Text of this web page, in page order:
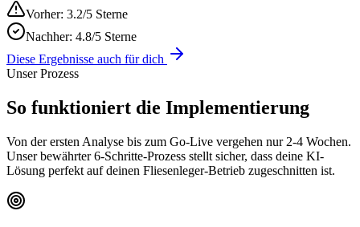
Vorher: 3.2/5 Sterne
Nachher: 4.8/5 Sterne
Diese Ergebnisse auch für dich
Unser Prozess
So funktioniert die Implementierung
Von der ersten Analyse bis zum Go-Live vergehen nur 2-4 Wochen.
Unser bewährter 6-Schritte-Prozess stellt sicher, dass deine KI-
Lösung perfekt auf deinen Fliesenleger-Betrieb zugeschnitten ist.